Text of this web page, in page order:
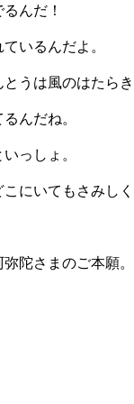
んだ！
いるんだよ。
うは風のはたらき
んだね。
っしょ。
いてもさみしく
陀さまのご本願。